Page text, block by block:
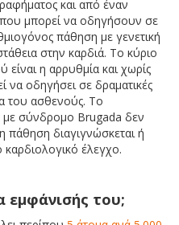
και από έναν
μπορεί να οδηγήσουν σε
πάθηση με γενετική
στην καρδιά. Το κύριο
η αρρυθμία και χωρίς
να οδηγήσει σε δραματικές
του ασθενούς. Το
σύνδρομο Brugada δεν
διαγιγνώσκεται ή
καρδιολογικό έλεγχο.
εμφάνισής του;